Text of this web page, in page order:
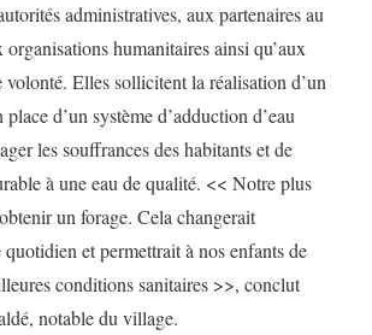
administratives, aux partenaires au
humanitaires ainsi qu’aux
volonté. Elles sollicitent la réalisation d’un
d’un système d’adduction d’eau
les souffrances des habitants et de
à une eau de qualité. << Notre plus
un forage. Cela changerait
et permettrait à nos enfants de
conditions sanitaires >>, conclut
notable du village.